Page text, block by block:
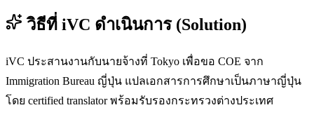
วิธีที่ iVC ดำเนินการ (Solution)
iVC ประสานงานกับนายจ้างที่ Tokyo เพื่อขอ COE จาก
Immigration Bureau ญี่ปุ่น แปลเอกสารการศึกษาเป็นภาษาญี่ปุ่น
โดย certified translator พร้อมรับรองกระทรวงต่างประเทศ